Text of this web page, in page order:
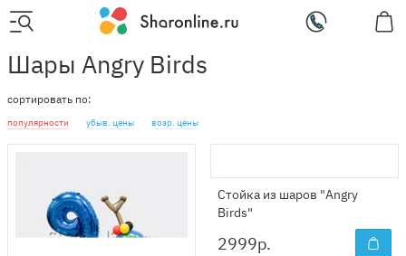
Шары Angry Birds
сортировать по:
популярности убыв. цены возр. цены
Стойка из шаров "Angry
Birds"
2999р.